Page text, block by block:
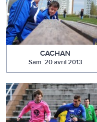
CACHAN
Sam. 20 avril 2013